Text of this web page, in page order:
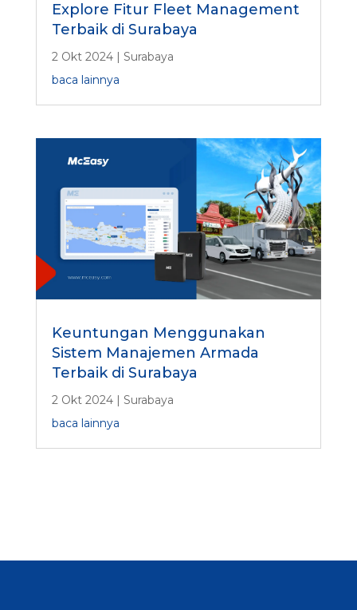
Explore Fitur Fleet Management
Terbaik di Surabaya
2 Okt 2024| Surabaya
baca lainnya
Keuntungan Menggunakan
Sistem Manajemen Armada
Terbaik di Surabaya
2 Okt 2024| Surabaya
baca lainnya